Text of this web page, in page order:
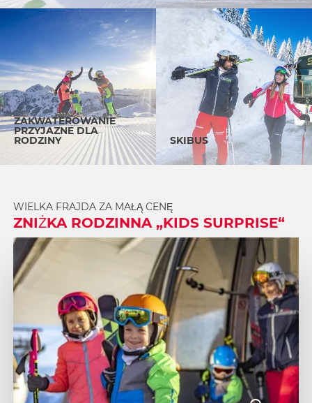
ZAKWATEROWANIE
PRZYJAZNE DLA
RODZINY SKIBUS
WIELKA FRAJDA ZA MAŁĄ CENĘ
ZNIŻKA RODZINNA „KIDS SURPRISE“